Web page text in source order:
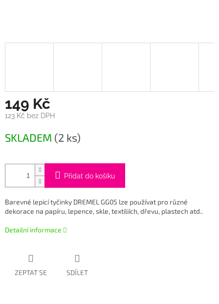
149 Kč
123 Kč bez DPH
cena:
SKLADEM (2 ks)
Přidat do košíku
Barevné lepicí tyčinky DREMEL GG05 lze používat pro různé
dekorace na papíru, lepence, skle, textiliích, dřevu, plastech atd..
Detailní informace
ZEPTAT SE SDÍLET